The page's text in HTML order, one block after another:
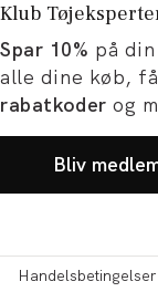
dit købog artikler
og karriere
Klub
Spar 10% på
alle dine køb,
rabatkoder og
Bliv
Handelsbetingelser